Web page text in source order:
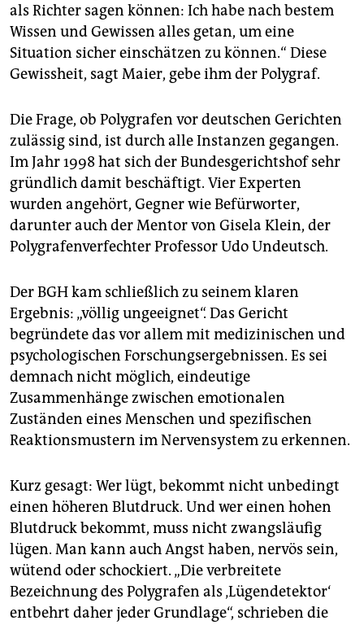
als Richter sagen können: Ich habe nach bestem
Wissen und Gewissen alles getan, um eine
Situation sicher einschätzen zu können.“ Diese
Gewissheit, sagt Maier, gebe ihm der Polygraf.
Die Frage, ob Polygrafen vor deutschen Gerichten
zulässig sind, ist durch alle Instanzen gegangen.
Im Jahr 1998 hat sich der Bundesgerichtshof sehr
gründlich damit beschäftigt. Vier Experten
wurden angehört, Gegner wie Befürworter,
darunter auch der Mentor von Gisela Klein, der
Polygrafenverfechter Professor Udo Undeutsch.
Der BGH kam schließlich zu seinem klaren
Ergebnis: „völlig ungeeignet“. Das Gericht
begründete das vor allem mit medizinischen und
psychologischen Forschungsergebnissen. Es sei
demnach nicht möglich, eindeutige
Zusammenhänge zwischen emotionalen
Zuständen eines Menschen und spezifischen
Reaktionsmustern im Nervensystem zu erkennen.
Kurz gesagt: Wer lügt, bekommt nicht unbedingt
einen höheren Blutdruck. Und wer einen hohen
Blutdruck bekommt, muss nicht zwangsläufig
lügen. Man kann auch Angst haben, nervös sein,
wütend oder schockiert. „Die verbreitete
Bezeichnung des Polygrafen als ‚Lügendetektor‘
entbehrt daher jeder Grundlage“, schrieben die